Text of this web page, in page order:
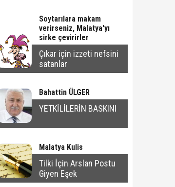
Soytarılara makam
verirseniz, Malatya'yı
sirke çevirirler
Çıkar için izzeti nefsini
satanlar
Bahattin ÜLGER
YETKİLİLERİN BASKINI
Malatya Kulis
Tilki İçin Arslan Postu
Giyen Eşek